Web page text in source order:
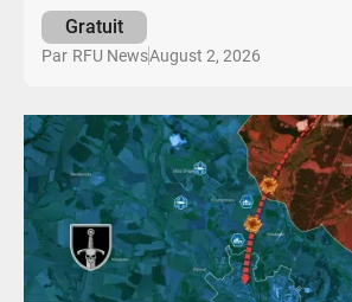
Gratuit
Par RFU NewsAugust 2, 2026